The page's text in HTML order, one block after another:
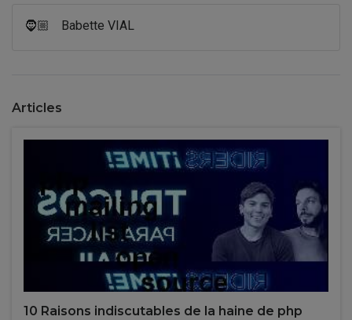
🧔🏼 Babette VIAL
Articles
10 Raisons indiscutables de la haine de php